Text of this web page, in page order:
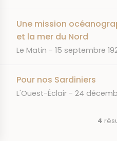
Une mission
et la mer du Nord
JOURNAL
Le Matin DATE
15 septembre
Pour nos Sardiniers
JOURNAL
L'Ouest-Éclair DATE
24
4